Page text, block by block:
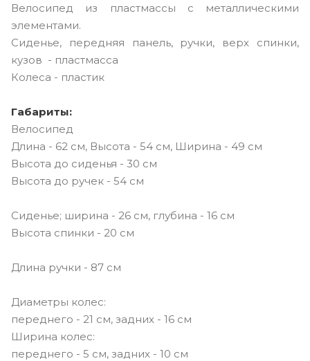
Велосипед из пластмассы с металлическими
элементами.
Сиденье, передняя панель, ручки, верх спинки,
кузов - пластмасса
Колеса - пластик
Габариты:
Велосипед
Длина - 62 см, Высота - 54 см, Ширина - 49 см
Высота до сиденья - 30 см
Высота до ручек - 54 см
Сиденье; ширина - 26 см, глубина - 16 см
Высота спинки - 20 см
Длина ручки - 87 см
Диаметры колес:
переднего - 21 см, задних - 16 см
Ширина колес:
переднего - 5 см, задних - 10 см